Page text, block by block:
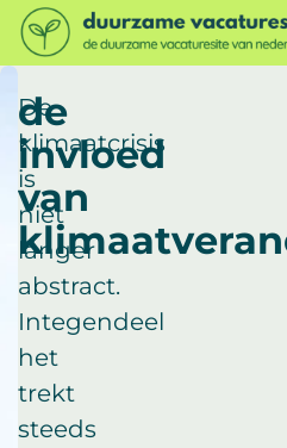
Doorgaan naar inhoud
de
invloed
van
De
klimaatcrisis
is
niet
langer
abstract.
Integendeel
het
trekt
steeds